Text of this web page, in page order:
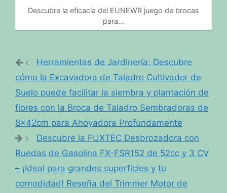
Descubre la eficacia del EUNEWR juego de brocas
para…
Herramientas de Jardinería: Descubre
cómo la Excavadora de Taladro Cultivador de
Suelo puede facilitar la siembra y plantación de
flores con la Broca de Taladro Sembradoras de
8x42cm para Ahoyadora Profundamente
Descubre la FUXTEC Desbrozadora con
Ruedas de Gasolina FX-FSR152 de 52cc y 3 CV
– ¡Ideal para grandes superficies y tu
comodidad! Reseña del Trimmer Motor de